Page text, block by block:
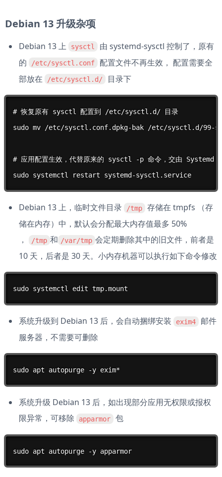
Debian 13 升级杂项
Debian 13 上 sysctl
由 systemd-sysctl 控制了，原有
的
/etc/sysctl.conf
配置文件不再生效， 配置需要全
部放在
/etc/sysctl.d/ 目录下
# 恢复原有 sysctl 配置到 /etc/sysctl.d/ 目录
sudo mv /etc/sysctl.conf.dpkg-bak /etc/sysctl.d/99-
# 应用配置生效，代替原来的 sysctl -p 命令，交由 Systemd
sudo systemctl restart systemd-sysctl.service
Debian 13 上，临时文件目录 /tmp
存储在 tmpfs （存
储在内存）中，默认会分配最大内存值最多 50%
，
/tmp 和 /var/tmp 会定期删除其中的旧文件，前者是
10 天，后者是 30 天。小内存机器可以执行如下命令修改
sudo systemctl edit tmp.mount
系统升级到 Debian 13 后，会自动捆绑安装 exim4
邮件
服务器，不需要可删除
sudo apt autopurge -y exim*
系统升级 Debian 13 后，如出现部分应用无权限或报权
限异常，可移除
apparmor 包
sudo apt autopurge -y apparmor